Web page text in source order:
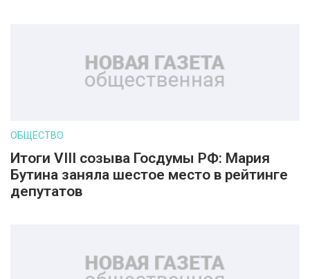
ОБЩЕСТВО
Итоги VIII созыва Госдумы РФ: Мария
Бутина заняла шестое место в рейтинге
депутатов